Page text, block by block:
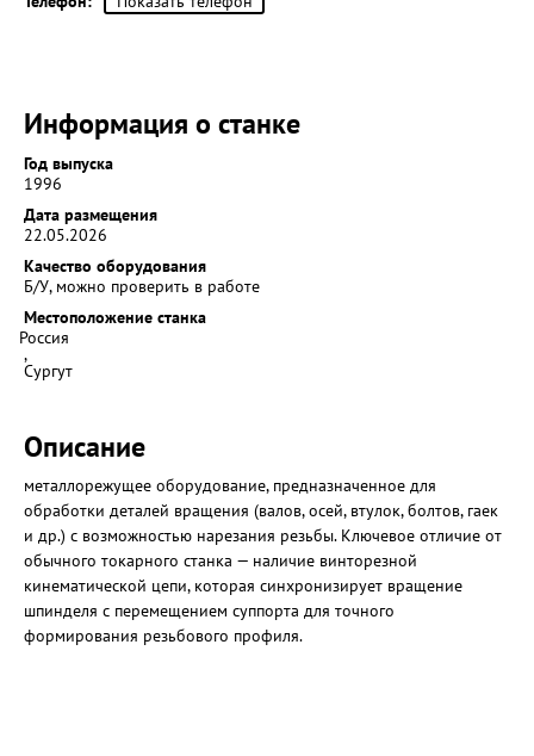
Информация о станке
Год выпуска
1996
Дата размещения
22.05.2026
Качество оборудования
Б/У, можно проверить в работе
Местоположение станка
Россия
,
Сургут
Описание
металлорежущее оборудование, предназначенное для
обработки деталей вращения (валов, осей, втулок, болтов, гаек
и др.) с возможностью нарезания резьбы. Ключевое отличие от
обычного токарного станка — наличие винторезной
кинематической цепи, которая синхронизирует вращение
шпинделя с перемещением суппорта для точного
формирования резьбового профиля.